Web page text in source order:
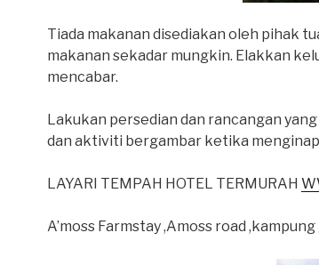
Tiada makanan disediakan oleh pihak
makanan sekadar mungkin. Elakkan
mencabar.
Lakukan persedian dan rancangan
dan aktiviti bergambar ketika
LAYARI TEMPAH HOTEL TERMURAH
A’moss Farmstay ,Amoss road